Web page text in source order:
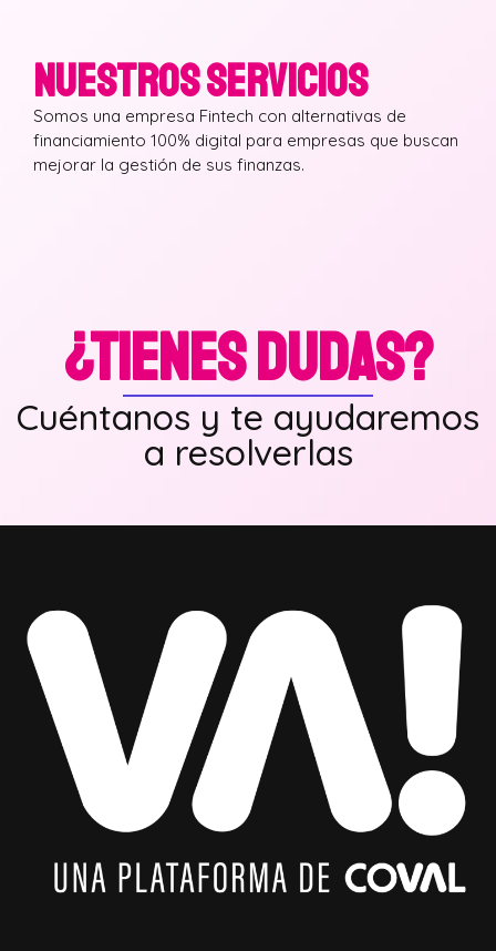
NUESTROS SERVICIOS
Somos una empresa Fintech con alternativas de
financiamiento 100% digital para empresas que buscan
mejorar la gestión de sus finanzas.
¿TIENES DUDAS?
Cuéntanos y te ayudaremos
a resolverlas